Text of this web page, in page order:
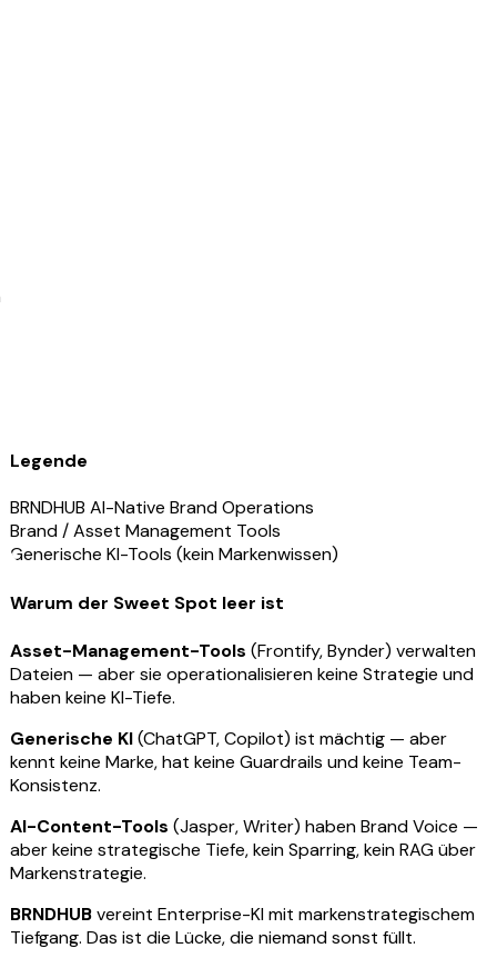
Legende
BRNDHUB AI-Native Brand Operations
Brand / Asset Management Tools
Generische KI-Tools (kein Markenwissen)
Warum der Sweet Spot leer ist
Asset-Management-Tools (Frontify, Bynder) verwalten
Dateien — aber sie operationalisieren keine Strategie und
haben keine KI-Tiefe.
Generische KI(ChatGPT, Copilot) ist mächtig — aber
kennt keine Marke, hat keine Guardrails und keine Team-
Konsistenz.
AI-Content-Tools (Jasper, Writer) haben Brand Voice —
aber keine strategische Tiefe, kein Sparring, kein RAG über
Markenstrategie.
BRNDHUBvereint Enterprise-KI mit markenstrategischem
Tiefgang. Das ist die Lücke, die niemand sonst füllt.